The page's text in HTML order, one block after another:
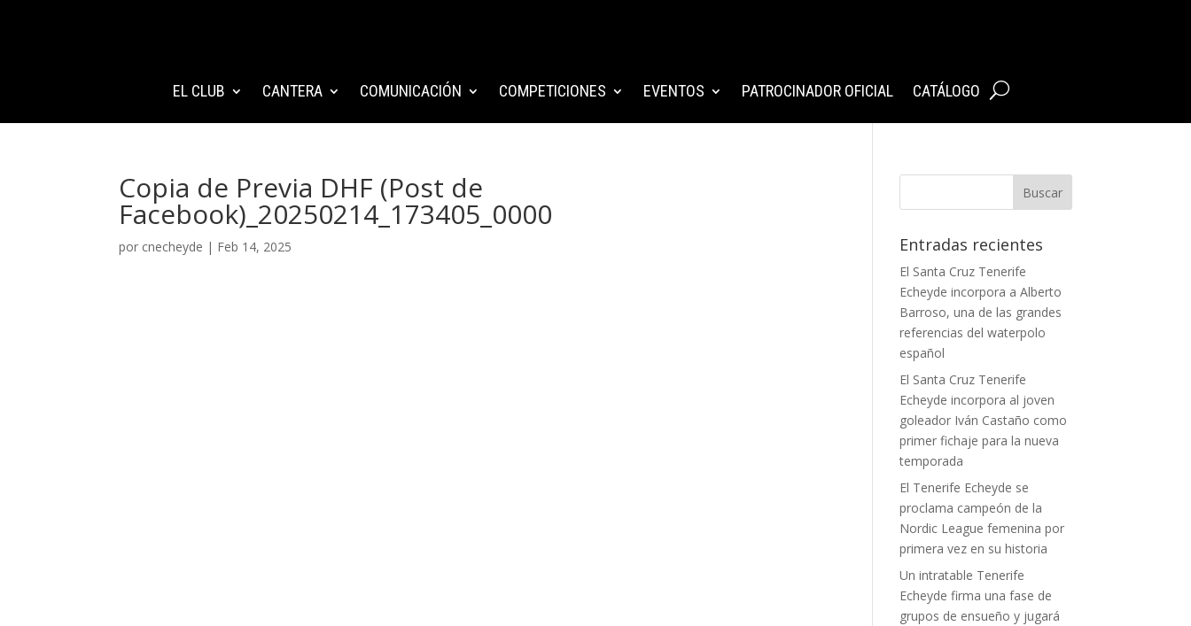
EL CLUB CANTERA COMUNICACIÓN COMPETICIONES EVENTOS PATROCINADOR OFICIAL CATÁLOGO
Copia de Previa DHF (Post de
Facebook)_20250214_173405_0000
por cnecheyde | Feb 14, 2025 Entradas recientes
El Santa Cruz Tenerife
Echeyde incorpora a Alberto
Barroso, una de las grandes
referencias del waterpolo
español
El Santa Cruz Tenerife
Echeyde incorpora al joven
goleador Iván Castaño como
primer fichaje para la nueva
temporada
El Tenerife Echeyde se
proclama campeón de la
Nordic League femenina por
primera vez en su historia
Un intratable Tenerife
Echeyde firma una fase de
grupos de ensueño y jugará